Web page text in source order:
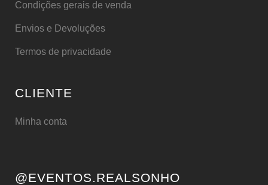
Condições gerais de venda
Envios e Devoluções
Termos de privacidade
CLIENTE
Minha conta
@EVENTOS.REALSONHO